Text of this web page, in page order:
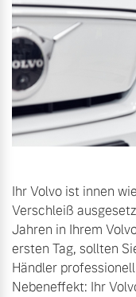
Ihr Volvo ist innen
Verschleiß
Jahren in Ihrem
ersten Tag, sollten
Händler
Nebeneffekt: Ihr